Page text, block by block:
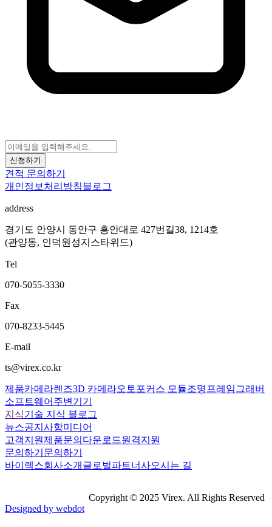
신청하기
견적 문의하기
개인정보처리방침블로그
address
경기도 안양시 동안구 흥안대로 427번길38, 1214호
(관양동, 인덕원성지스타위드)
Tel
070-5055-3330
Fax
070-8233-5445
E-mail
ts@virex.co.kr
제품카메라렌즈3D 카메라오토포커스 모듈조명 프레임그래버
소프트웨어 주변기기
지식기술 지식 블로그
뉴스공지사항미디어
고객지원제품문의 다운로드원격지원
문의하기 문의하기
바이렉스회사소개 글로벌파트너사오시는 길
Copyright © 2025 Virex. All Rights Reserved
Designed by webdot